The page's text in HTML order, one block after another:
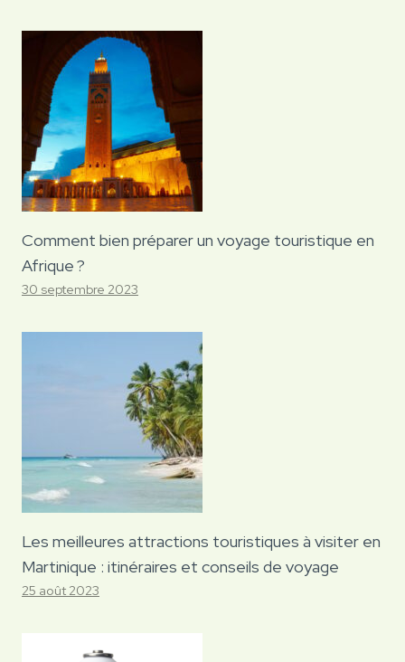
Comment bien préparer un voyage touristique en
Afrique ?
30 septembre 2023
Les meilleures attractions touristiques à visiter en
Martinique : itinéraires et conseils de voyage
25 août 2023